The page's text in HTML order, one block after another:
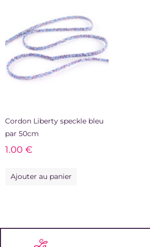
Cordon Liberty speckle bleu
par 50cm
1.00 €
Ajouter au panier